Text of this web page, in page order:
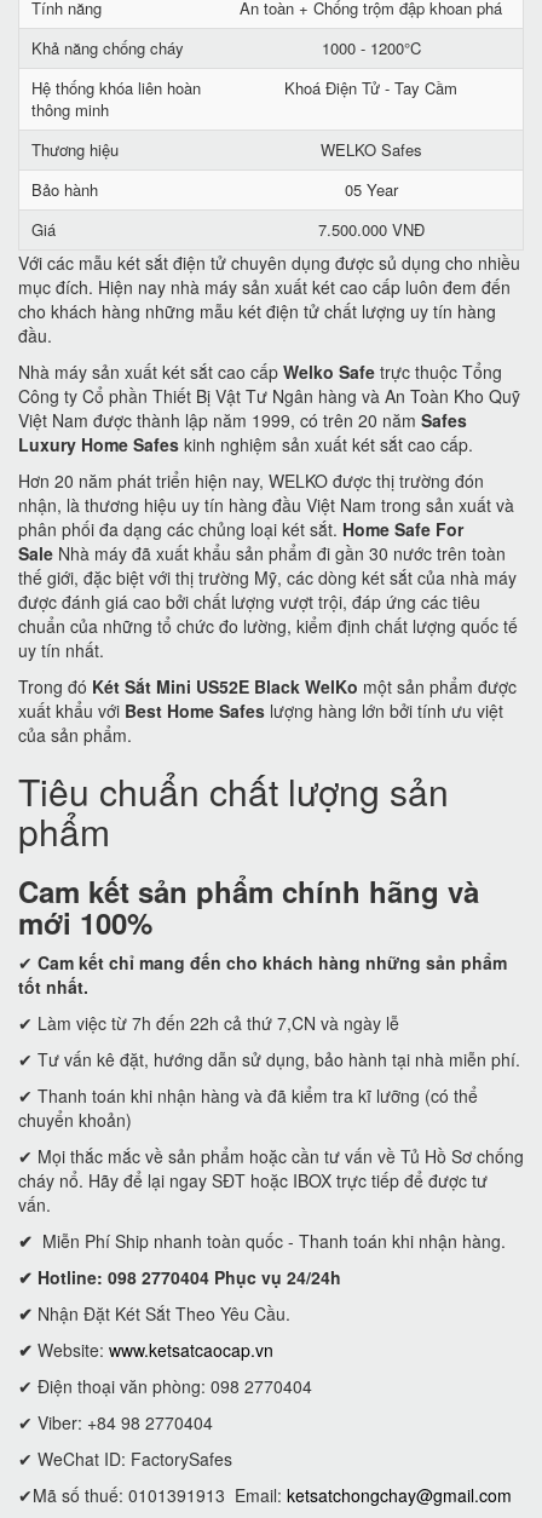
Tính năng
An toàn + Chống trộm đập khoan phá
Khả năng chống cháy
1000 - 1200°C
Hệ thống khóa liên hoàn
thông minh
Khoá Điện Tử - Tay Cầm
Thương hiệu
WELKO Safes
Bảo hành
05 Year
Giá
7.500.000 VNĐ
Với các mẫu két sắt điện tử chuyên dụng được sủ dụng cho nhiều
mục đích. Hiện nay nhà máy sản xuất két cao cấp luôn đem đến
cho khách hàng những mẫu két điện tử chất lượng uy tín hàng
đầu.
Nhà máy sản xuất két sắt cao cấp Welko Safe trực thuộc Tổng
Công ty Cổ phần Thiết Bị Vật Tư Ngân hàng và An Toàn Kho Quỹ
Việt Nam được thành lập năm 1999, có trên 20 năm Safes
Luxury Home Safes kinh nghiệm sản xuất két sắt cao cấp.
Hơn 20 năm phát triển hiện nay, WELKO được thị trường đón
nhận, là thương hiệu uy tín hàng đầu Việt Nam trong sản xuất và
phân phối đa dạng các chủng loại két sắt. Home Safe For
Sale Nhà máy đã xuất khẩu sản phẩm đi gần 30 nước trên toàn
thế giới, đặc biệt với thị trường Mỹ, các dòng két sắt của nhà máy
được đánh giá cao bởi chất lượng vượt trội, đáp ứng các tiêu
chuẩn của những tổ chức đo lường, kiểm định chất lượng quốc tế
uy tín nhất.
Trong đó Két Sắt Mini US52E Black WelKo một sản phẩm được
xuất khẩu với Best Home Safes lượng hàng lớn bởi tính ưu việt
của sản phẩm.
Tiêu chuẩn chất lượng sản
phẩm
Cam kết sản phẩm chính hãng và
mới 100%
✔ Cam kết chỉ mang đến cho khách hàng những sản phẩm
tốt nhất.
✔ Làm việc từ 7h đến 22h cả thứ 7,CN và ngày lễ
✔ Tư vấn kê đặt, hướng dẫn sử dụng, bảo hành tại nhà miễn phí.
✔ Thanh toán khi nhận hàng và đã kiểm tra kĩ lưỡng (có thể
chuyển khoản)
✔ Mọi thắc mắc về sản phẩm hoặc cần tư vấn về Tủ Hồ Sơ chống
cháy nổ. Hãy để lại ngay SĐT hoặc IBOX trực tiếp để được tư
vấn.
✔ Miễn Phí Ship nhanh toàn quốc - Thanh toán khi nhận hàng.
✔ Hotline: 098 2770404 Phục vụ 24/24h
✔ Nhận Đặt Két Sắt Theo Yêu Cầu.
✔ Website: www.ketsatcaocap.vn
✔ Điện thoại văn phòng: 098 2770404
✔ Viber: +84 98 2770404
✔ WeChat ID: FactorySafes
✔Mã số thuế: 0101391913 Email: ketsatchongchay@gmail.com